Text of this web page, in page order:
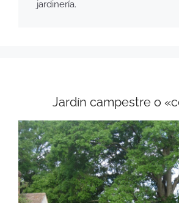
jardinería.
Jardín campestre o